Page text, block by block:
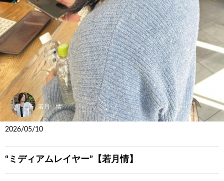
若月 情
2026/05/10
“ミディアムレイヤー”【若月情】